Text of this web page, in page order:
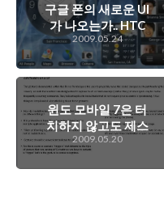
구글 폰의 새로운 UI
가 나오는가.. HTC
Hero
2009.05.24
윈도 모바일 7은 터
치하지 않고도 제스
쳐를 받아들일 수 있
2009.05.20